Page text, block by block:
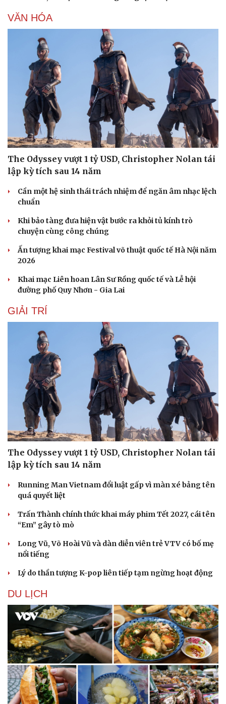
Văn hóa
Sân khấu - Điện ảnh
Văn học
Âm nhạc
Giải trí
Nghệ sĩ
Thời trang
Sao Việt
VĂN HÓA
The Odyssey vượt 1 tỷ USD, Christopher Nolan tái
lập kỳ tích sau 14 năm
Cần một hệ sinh thái trách nhiệm để ngăn âm nhạc lệch
chuẩn
Khi bảo tàng đưa hiện vật bước ra khỏi tủ kính trò
chuyện cùng công chúng
Ấn tượng khai mạc Festival võ thuật quốc tế Hà Nội năm
2026
Khai mạc Liên hoan Lân Sư Rồng quốc tế và Lễ hội
đường phố Quy Nhơn - Gia Lai
GIẢI TRÍ
The Odyssey vượt 1 tỷ USD, Christopher Nolan tái
lập kỳ tích sau 14 năm
Running Man Vietnam đổi luật gấp vì màn xé bảng tên
quá quyết liệt
Trấn Thành chính thức khai máy phim Tết 2027, cái tên
“Em” gây tò mò
Long Vũ, Võ Hoài Vũ và dàn diễn viên trẻ VTV có bố mẹ
nổi tiếng
Lý do thần tượng K-pop liên tiếp tạm ngừng hoạt động
DU LỊCH